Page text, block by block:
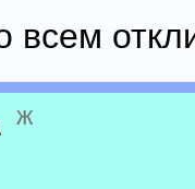
всем
ж